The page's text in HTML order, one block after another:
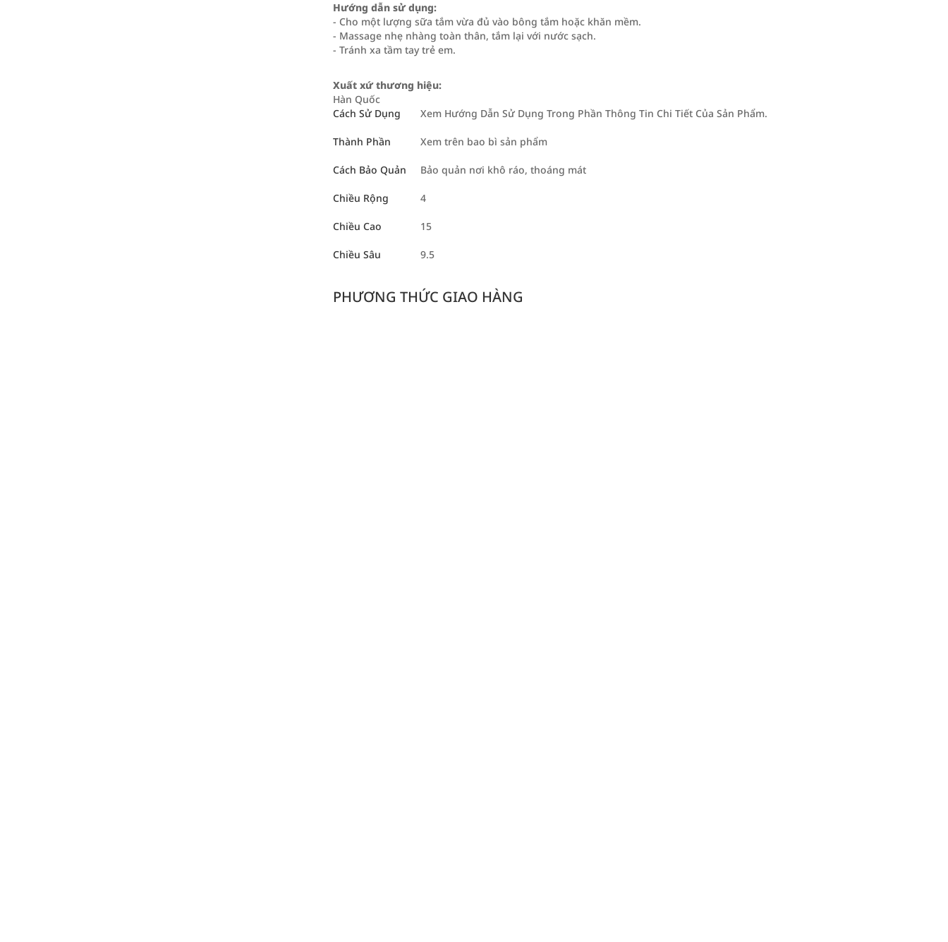
Hướng dẫn sử dụng:
- Cho một lượng sữa tắm vừa đủ vào bông tắm hoặc khăn mềm.
- Massage nhẹ nhàng toàn thân, tắm lại với nước sạch.
- Tránh xa tầm tay trẻ em.
Xuất xứ thương hiệu:
Hàn Quốc
Cách Sử Dụng
Xem Hướng Dẫn Sử Dụng Trong Phần Thông Tin Chi Tiết Của Sản Phẩm.
Thành Phần Xem trên bao bì sản phẩm
Cách Bảo Quản Bảo quản nơi khô ráo, thoáng mát
Chiều Rộng 4
Chiều Cao 15
Chiều Sâu 9.5
PHƯƠNG THỨC GIAO HÀNG